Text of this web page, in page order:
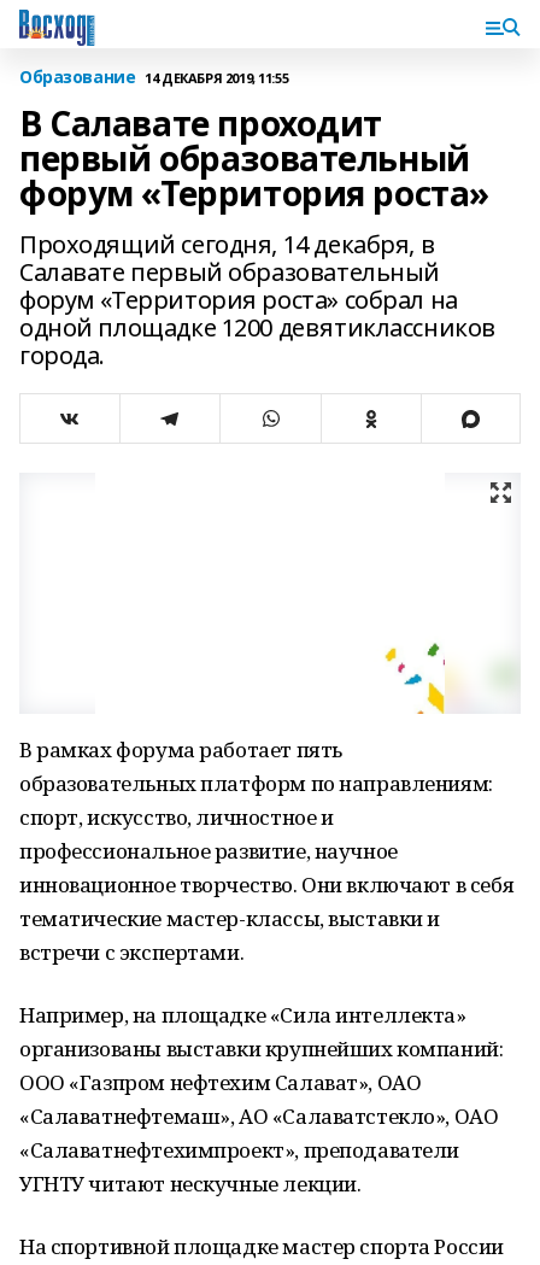
Образование 14 ДЕКАБРЯ 2019, 11:55
В Салавате проходит
первый образовательный
форум «Территория роста»
Проходящий сегодня, 14 декабря, в
Салавате первый образовательный
форум «Территория роста» собрал на
одной площадке 1200 девятиклассников
города.
В рамках форума работает пять
образовательных платформ по направлениям:
спорт, искусство, личностное и
профессиональное развитие, научное
инновационное творчество. Они включают в себя
тематические мастер-классы, выставки и
встречи с экспертами.
Например, на площадке «Сила интеллекта»
организованы выставки крупнейших компаний:
ООО «Газпром нефтехим Салават», ОАО
«Салаватнефтемаш», АО «Салаватстекло», ОАО
«Салаватнефтехимпроект», преподаватели
УГНТУ читают нескучные лекции.
На спортивной площадке мастер спорта России